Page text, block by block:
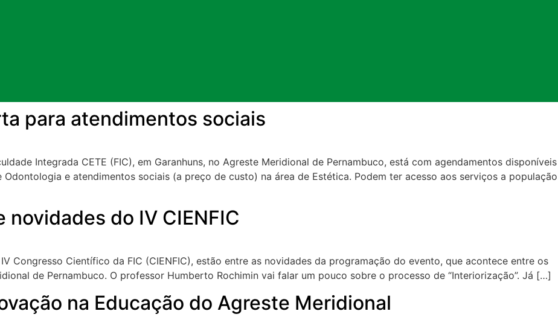
para atendimentos sociais
Integrada CETE (FIC), em Garanhuns, no Agreste Meridional de Pernambuco, está com agendamentos disponíveis
e atendimentos sociais (a preço de custo) na área de Estética. Podem ter acesso aos serviços a população
novidades do IV CIENFIC
Congresso Científico da FIC (CIENFIC), estão entre as novidades da programação do evento, que acontece entre os
de Pernambuco. O professor Humberto Rochimin vai falar um pouco sobre o processo de “Interiorização”. Já […]
na Educação do Agreste Meridional